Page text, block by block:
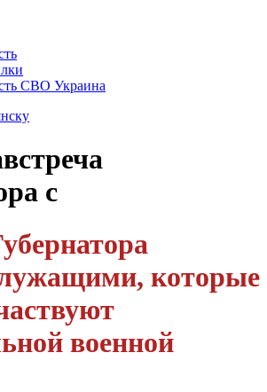
СВО Украина
встреча
с
которые
военной